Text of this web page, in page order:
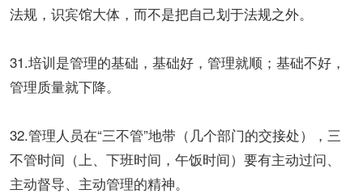
法规，识宾馆大体，而不是把自己划于法规之外。
31.培训是管理的基础，基础好，管理就顺；基础不好，
管理质量就下降。
32.管理人员在“三不管”地带（几个部门的交接处），三
不管时间（上、下班时间，午饭时间）要有主动过问、
主动督导、主动管理的精神。